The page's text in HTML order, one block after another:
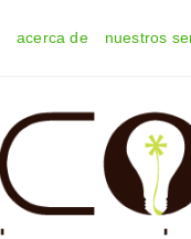
acerca de nuestros